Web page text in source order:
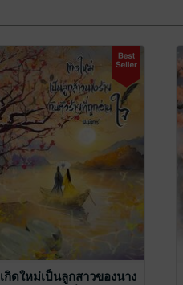
เกิดใหม่เป็นลูกสาวของนาง